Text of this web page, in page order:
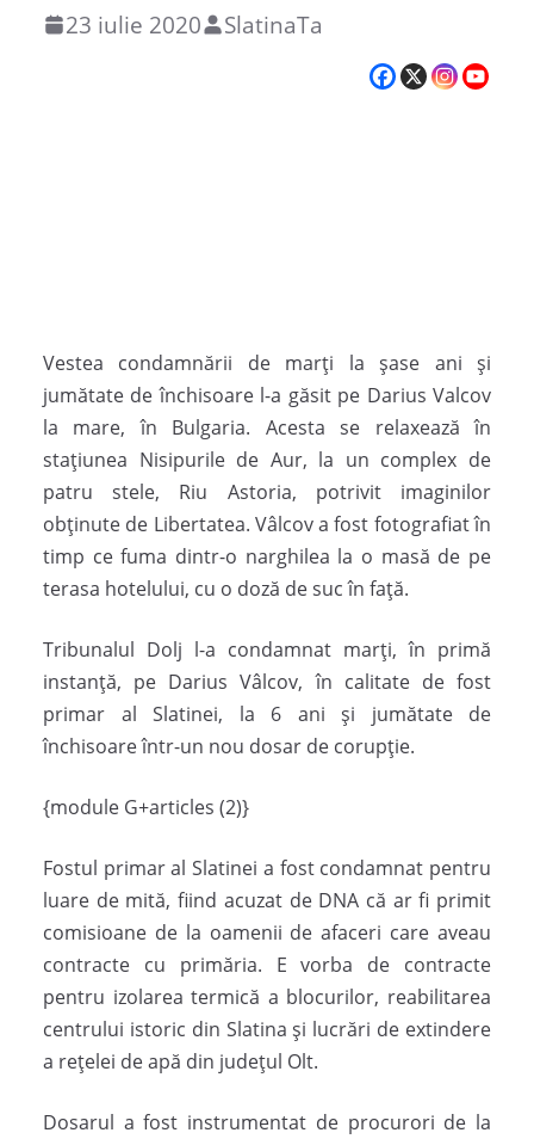
23 iulie 2020 SlatinaTa
Vestea condamnării de marți la șase ani și
jumătate de închisoare l-a găsit pe Darius Valcov
la mare, în Bulgaria. Acesta se relaxează în
stațiunea Nisipurile de Aur, la un complex de
patru stele, Riu Astoria, potrivit imaginilor
obținute de Libertatea. Vâlcov a fost fotografiat în
timp ce fuma dintr-o narghilea la o masă de pe
terasa hotelului, cu o doză de suc în față.
Tribunalul Dolj l-a condamnat marți, în primă
instanță, pe Darius Vâlcov, în calitate de fost
primar al Slatinei, la 6 ani și jumătate de
închisoare într-un nou dosar de corupție.
{module G+articles (2)}
Fostul primar al Slatinei a fost condamnat pentru
luare de mită, fiind acuzat de DNA că ar fi primit
comisioane de la oamenii de afaceri care aveau
contracte cu primăria. E vorba de contracte
pentru izolarea termică a blocurilor, reabilitarea
centrului istoric din Slatina și lucrări de extindere
a rețelei de apă din județul Olt.
Dosarul a fost instrumentat de procurori de la